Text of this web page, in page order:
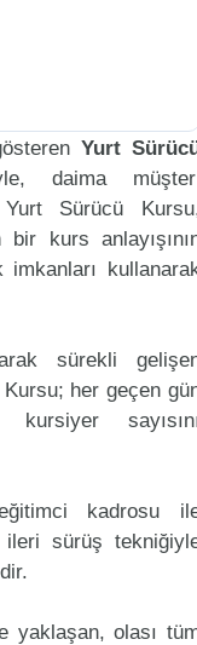
Yurt
daima
Sürücü
kurs
sürekli
her geçen
kadrosu
sürüş
yaklaşan, olası